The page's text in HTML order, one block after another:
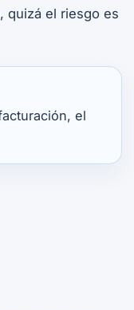
quizá el riesgo es
el